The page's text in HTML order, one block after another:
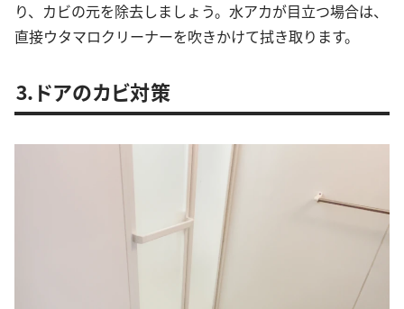
り、カビの元を除去しましょう。水アカが目立つ場合は、
直接ウタマロクリーナーを吹きかけて拭き取ります。
⒊ドアのカビ対策